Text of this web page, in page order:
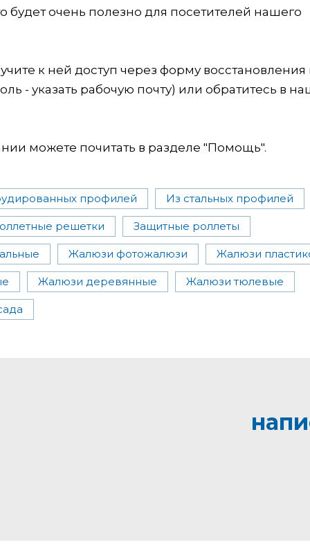
будет очень полезно для посетителей нашего
к ней доступ через форму восстановления
- указать рабочую почту) или обратитесь в
можете почитать в разделе "Помощь".
профилей Из стальных профилей
решетки Защитные роллеты
Жалюзи фотожалюзи Жалюзи
Жалюзи деревянные Жалюзи тюлевые